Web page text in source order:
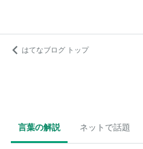
はてなブログ トップ
言葉の解説 ネットで話題